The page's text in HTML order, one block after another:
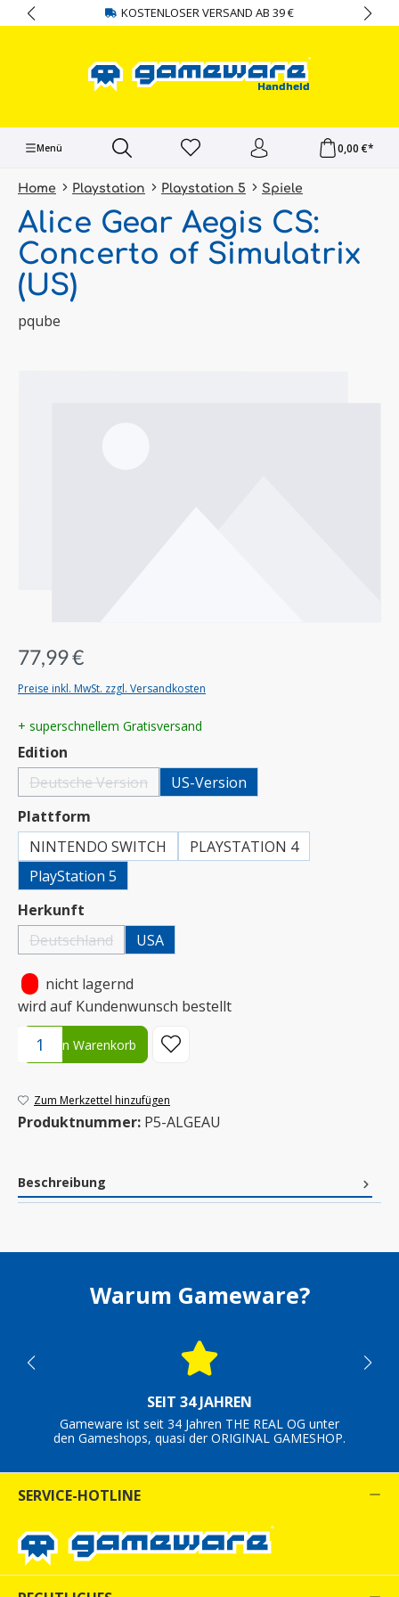
springen KOSTENLOSER VERSAND AB 39 €
Menü 0,00 €*
Home Playstation Playstation 5 Spiele
Alice Gear Aegis CS:
Concerto of Simulatrix
(US)
pqube
77,99 €
Preise inkl. MwSt. zzgl. Versandkosten
+ superschnellem Gratisversand
Edition
Deutsche Version(Diese Option ist zurzeit nicht verfügbar.)
US-Version
Plattform
NINTENDO SWITCH
PLAYSTATION 4
PlayStation 5
Herkunft
Deutschland(Diese Option ist zurzeit nicht verfügbar.)
USA
nicht lagernd
wird auf Kundenwunsch bestellt
Produkt Anzahl: Gib den gewünschten Wert ein oder benutze
In den Warenkorb
Zum Merkzettel hinzufügen
Produktnummer: P5-ALGEAU
Beschreibung
Warum Gameware?
SEIT 34 JAHREN
Gameware ist seit 34 Jahren THE REAL OG unter
den Gameshops, quasi der ORIGINAL GAMESHOP.
SERVICE-HOTLINE